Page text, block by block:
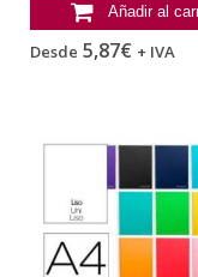
Añadir al
Desde 5,87€ + IVA